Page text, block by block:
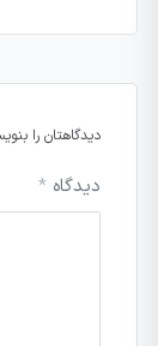
دیدگاهتان را
دیدگاه *